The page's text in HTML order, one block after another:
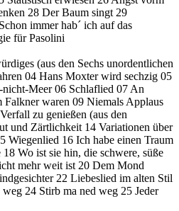
28 Der Baum singt 29
immer hab´ ich auf das
für Pasolini
(aus den Sechs unordentlichen
04 Hans Moxter wird sechzig 05
Meer 06 Schlaflied 07 An
waren 09 Niemals Applaus
zu genießen (aus den
und Zärtlichkeit 14 Variationen über
Wiegenlied 16 Ich habe einen Traum
Wo ist sie hin, die schwere, süße
mehr weit ist 20 Dem Mond
22 Liebeslied im alten Stil
24 Stirb ma ned weg 25 Jeder